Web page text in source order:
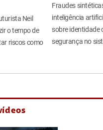
Neil
o tempo de
riscos como
Fraudes
inteligência
sobre identidade
segurança no